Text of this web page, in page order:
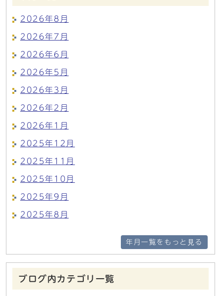
2026年8月
2026年7月
2026年6月
2026年5月
2026年3月
2026年2月
2026年1月
2025年12月
2025年11月
2025年10月
2025年9月
2025年8月
年月一覧をもっと見る
ブログ内カテゴリ一覧